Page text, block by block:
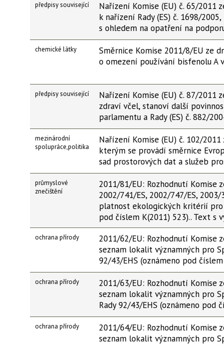
předpisy související
Nařízení Komise (EU) č. 65/2011
k nařízení Rady (ES) č. 1698/
s ohledem na opatření na
chemické látky
Směrnice Komise 2011/8/EU ze
o omezení používání bisfenolu A
předpisy související
Nařízení Komise (EU) č. 87/2011
zdraví včel, stanoví další
parlamentu a Rady (ES) č. 882/
mezinárodní
spolupráce,politika
Nařízení Komise (EU) č. 102/
kterým se provádí směrnice
sad prostorových dat a služeb
průmyslové
znečištění
2011/81/EU: Rozhodnutí Komise
2002/741/ES, 2002/747/ES,
platnost ekologických kritérií pro
pod číslem K(2011) 523).. Text s
ochrana přírody
2011/62/EU: Rozhodnutí Komise
seznam lokalit významných pro
92/43/EHS (oznámeno pod
ochrana přírody
2011/63/EU: Rozhodnutí Komise
seznam lokalit významných pro
Rady 92/43/EHS (oznámeno pod
ochrana přírody
2011/64/EU: Rozhodnutí Komise
seznam lokalit významných pro